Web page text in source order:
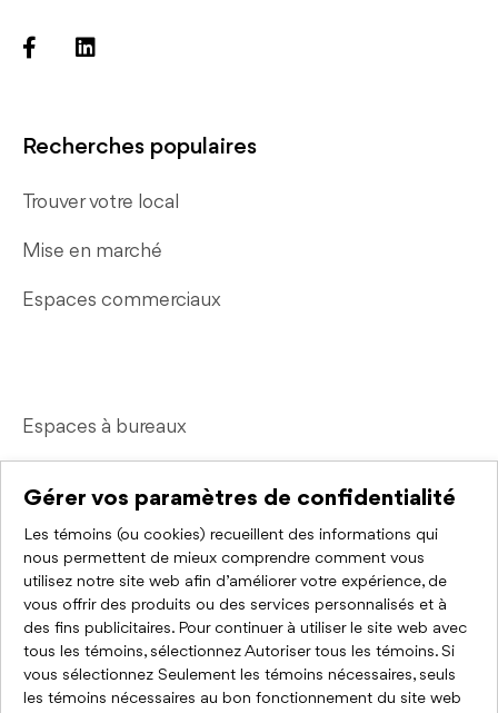
Recherches populaires
Trouver votre local
Mise en marché
Espaces commerciaux
Espaces à bureaux
Courtier immobilier commercial
Liens rapides
Nous joindre
FAQ
Gérer vos paramètres de confidentialité
Les témoins (ou cookies) recueillent des informations qui
nous permettent de mieux comprendre comment vous
utilisez notre site web afin d’améliorer votre expérience, de
vous offrir des produits ou des services personnalisés et à
des fins publicitaires. Pour continuer à utiliser le site web avec
tous les témoins, sélectionnez Autoriser tous les témoins. Si
vous sélectionnez Seulement les témoins nécessaires, seuls
les témoins nécessaires au bon fonctionnement du site web